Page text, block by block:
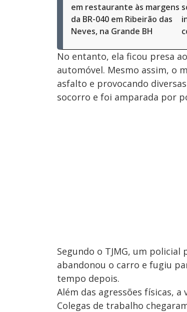
em restaurante às margens
da BR-040 em Ribeirão das
Neves, na Grande BH
No entanto, ela ficou presa
automóvel. Mesmo assim, o
asfalto e provocando
socorro e foi amparada por
Segundo o TJMG, um
abandonou o carro e fugiu
tempo depois.
Além das agressões físicas,
Colegas de trabalho